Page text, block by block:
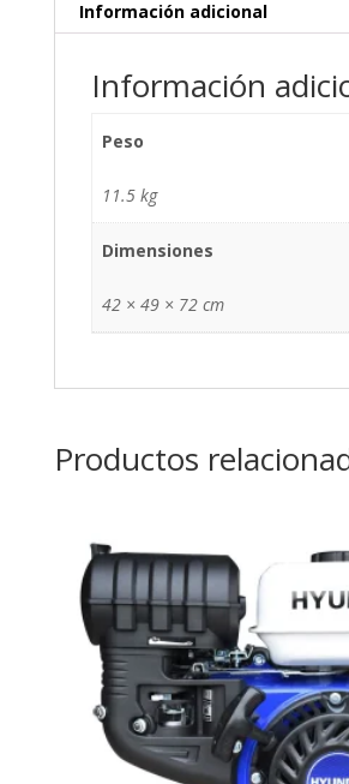
Litros
2.5
cantidad
Información adicional
Información
Peso
11.5 kg
Dimensiones
42 × 49 × 72 cm
Productos